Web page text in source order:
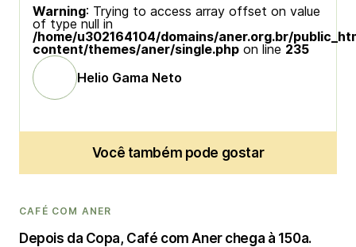
Warning: Trying to access array offset on value
of type null in
/home/u302164104/domains/aner.org.br/
content/themes/aner/single.php on line 235
Helio Gama Neto
Você também pode gostar
CAFÉ COM ANER
Depois da Copa, Café com Aner chega à 150a.